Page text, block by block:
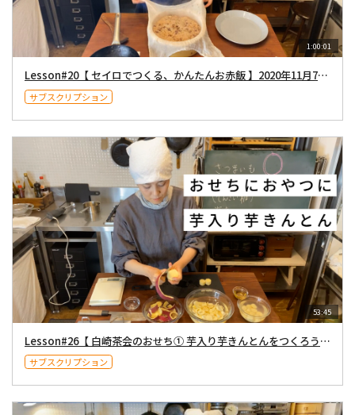
1:00:01
Lesson#20【 セイロでつくる、かんたんお赤飯 】2020年11月7日配信
サブスクリプション
53:45
Lesson#26【 白崎茶会のおせち① 芋入り芋きんとんをつくろう！ 】2020年12月26日配信
サブスクリプション